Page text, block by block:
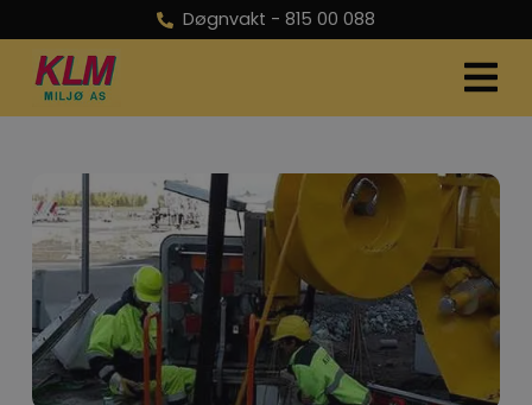
Døgnvakt -815 00 088